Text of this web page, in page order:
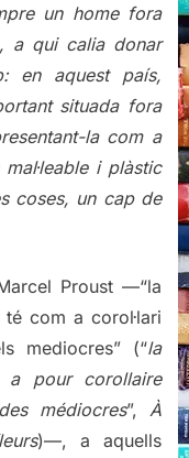
un home fora
a qui calia donar
en aquest país,
situada fora
la com a
i plàstic
coses, un cap de
Proust —“la
com a corol·lari
mediocres” (“la
a pour corollaire
médiocres”, À
)—, a aquells